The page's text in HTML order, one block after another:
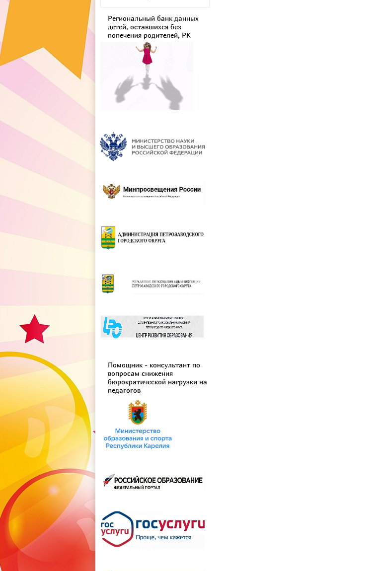
Региональный банк данных
детей, оставшихся без
попечения родителей, РК
Помощник - консультант по
вопросам снижения
бюрократической нагрузки на
педагогов